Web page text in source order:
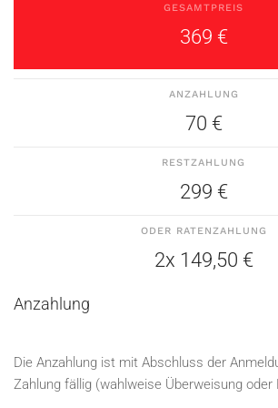
GESAMTPREIS
369 €
ANZAHLUNG
70 €
RESTZAHLUNG
299 €
ODER RATENZAHLUNG
2x 149,50 €
Anzahlung
Die Anzahlung ist mit Abschluss der
Zahlung fällig (wahlweise Überweisung oder